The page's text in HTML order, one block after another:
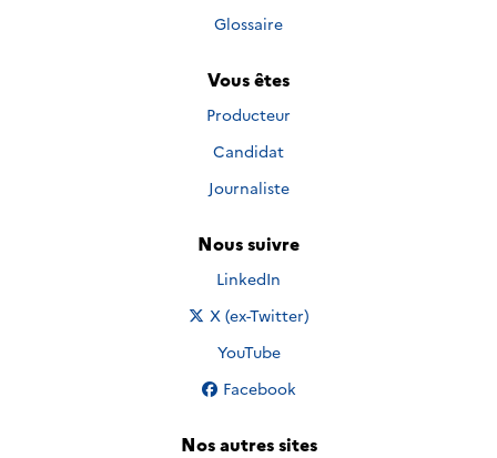
Glossaire
Vous êtes
Producteur
Candidat
Journaliste
Nous suivre
Nous suivre sur
LinkedIn
Nous suivre sur
X (ex-Twitter)
Nous suivre sur
YouTube
Nous suivre sur
Facebook
Nos autres sites